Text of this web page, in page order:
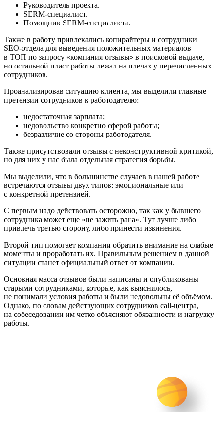
Руководитель проекта.
SERM-специалист.
Помощник SERM-специалиста.
Также в работу привлекались копирайтеры и сотрудники
SEO-отдела для выведения положительных материалов
в ТОП по запросу «компания отзывы» в поисковой выдаче,
но остальной пласт работы лежал на плечах у перечисленных
сотрудников.
Проанализировав ситуацию клиента, мы выделили главные
претензии сотрудников к работодателю:
недостаточная зарплата;
недовольство конкретно сферой работы;
безразличие со стороны работодателя.
Также присутствовали отзывы с неконструктивной критикой,
но для них у нас была отдельная стратегия борьбы.
Мы выделили, что в большинстве случаев в нашей работе
встречаются отзывы двух типов: эмоциональные или
с конкретной претензией.
С первым надо действовать осторожно, так как у бывшего
сотрудника может еще «не зажить рана». Тут лучше либо
привлечь третью сторону, либо принести извинения.
Второй тип помогает компании обратить внимание на слабые
моменты и проработать их. Правильным решением в данной
ситуации станет официальный ответ от компании.
Основная масса отзывов были написаны и опубликованы
старыми сотрудниками, которые, как выяснилось,
не понимали условия работы и были недовольны её объёмом.
Однако, по словам действующих сотрудников call-центра,
на собеседовании им четко объясняют обязанности и нагрузку
работы.